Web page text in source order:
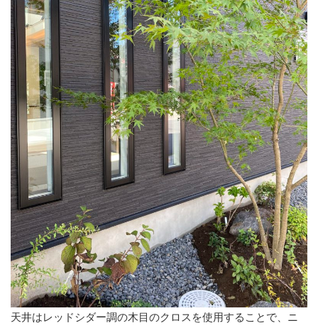
天井はレッドシダー調の木目のクロスを使用することで、ニ